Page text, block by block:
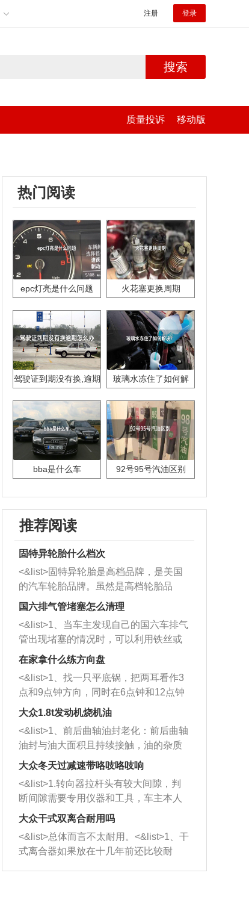
注册 登录
搜索
质量投诉 移动版
热门阅读
epc灯亮是什么问题 火花塞更换周期
驾驶证到期没有换,逾期
玻璃水冻住了如何解
bba是什么车 92号95号汽油区别
推荐阅读
固特异轮胎什么档次
<&list>固特异轮胎是高档品牌，是美国
的汽车轮胎品牌。虽然是高档轮胎品
牌，但是中高低端的轮胎都有生产，这
也是为了更好的开拓市场。
国六排气管堵塞怎么清理
<&list>1、当车主发现自己的国六车排气
管出现堵塞的情况时，可以利用铁丝或
者是细棍，直接将杂物给取出来，如果
堵塞情况比较严重，也可以采取应急措
施。 <&list>2、直接利用木棍将所有的
杂物推到排气管里面的位置处，然后将
三元催化器拆解开，就可以将堵塞的东
西取出来。但如果是因为积碳过多引起
的堵塞，就需要将三元催化器泡在草酸
洗剂对堵塞的情况得到解决，将清洗剂
放在燃油箱中，与燃油混合后，车辆启
动时，就可以和汽油一起进入到燃烧
室，最后形成废气排出，就可以让三元
催化器得到清洗，排气管堵塞的情况就
能够得到解决。
在家拿什么练方向盘
<&list>1、找一只平底锅，把两耳看作3
点和9点钟方向，同时在6点钟和12点钟
方向做一个标记。 <&list>2、双手握住
一圈半的练习，往右同样也要打相同的
圈数。 <&list>3、最后强调要反复练
习，这样就可以形成肌肉记忆，在真实
驾驶车辆时，不需要记忆也能打好方
向。
大众1.8t发动机烧机油
<&list>1、前后曲轴油封老化：前后曲轴
油封与油大面积且持续接触，油的杂质
和发动机内持续温度变化使其密封效果
逐渐减弱，导致渗油或漏油。<&list>2、
活塞间隙过大：积碳会使活塞环与缸体
的间隙扩大，导致机油流入燃烧室中，
造成烧机油。<&list>3、机油粘度。使用
机油粘度过小的话，同样会有烧机油现
象，机油粘度过小具有很好的流动性，
大众冬天过减速带咯吱咯吱响
<&list>1.转向器拉杆头有较大间隙，判
断间隙需要专用仪器和工具，车主本人
无法制作，需要将车辆送到修理厂或4s
店；<&list>2.车辆半轴套管防尘罩破
裂，破裂后会出现漏油现象，使半轴磨
损严重，磨损的半轴容易损坏，产生异
响；<&list>3.稳定器的转向胶套和球头
大众干式双离合耐用吗
<&list>总体而言不太耐用。<&list>1、干
式离合器如果放在十几年前还比较耐